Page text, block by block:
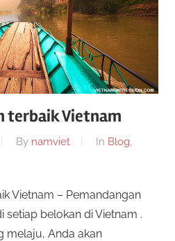
terbaik Vietnam
By namviet In Blog,
Vietnam – Pemandangan
belokan di Vietnam .
melaju, Anda akan